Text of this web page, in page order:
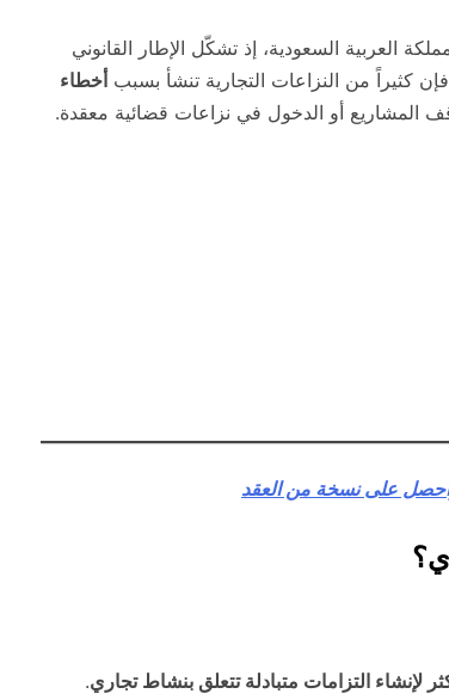
العربية السعودية، إذ تشكّل الإطار القانوني
كثيراً من النزاعات التجارية تنشأ بسببأخطاء
المشاريع أو الدخول في نزاعات قضائية معقدة.
على نسخة من العقد
لإنشاء التزامات متبادلة تتعلق بنشاط تجاري.